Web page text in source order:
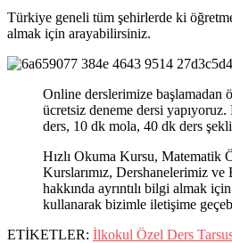
Türkiye geneli tüm şehirlerde ki
almak için arayabilirsiniz.
Online derslerimize başlamadan
ücretsiz deneme dersi
ders, 10 dk mola, 40 dk ders
Hızlı Okuma Kursu, Matematik
Kurslarımız, Dershanelerimiz
hakkında ayrıntılı bilgi almak için
kullanarak bizimle iletişime
ETİKETLER: İlkokul Özel Ders